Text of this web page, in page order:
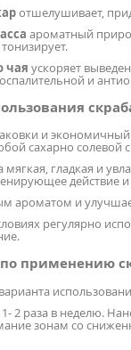
отшелушивает,
ароматный
чая ускоряет
и
и экономичный
сахарно солевой
мягкая, гладкая и
действие и
ароматом и
регулярно
применению
2 раза в неделю.
зонам со